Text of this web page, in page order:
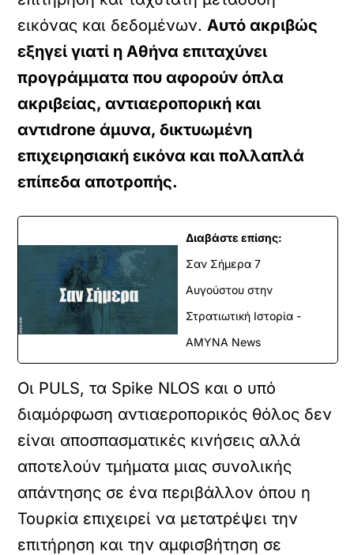
εικόνας και δεδομένων.Αυτό ακριβώς
εξηγεί γιατί η Αθήνα επιταχύνει
προγράμματα που αφορούν όπλα
ακριβείας, αντιαεροπορική και
αντιdrone άμυνα, δικτυωμένη
επιχειρησιακή εικόνα και πολλαπλά
επίπεδα αποτροπής.
Διαβάστε επίσης:
Σαν Σήμερα 7
Αυγούστου στην
Στρατιωτική Ιστορία -
ΑΜΥΝΑ News
Οι PULS, τα Spike NLOS και ο υπό
διαμόρφωση αντιαεροπορικός θόλος δεν
είναι αποσπασματικές κινήσεις αλλά
αποτελούν τμήματα μιας συνολικής
απάντησης σε ένα περιβάλλον όπου η
Τουρκία επιχειρεί να μετατρέψει την
επιτήρηση και την αμφισβήτηση σε